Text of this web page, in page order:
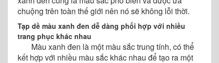
chuộng trên toàn thế giới nên nó sẽ không lỗi thời.
Tạp dề màu xanh đen dễ dàng phối hợp với nhiều
trang phục khác nhau
Màu xanh đen là một màu sắc trung tính, có thể
kết hợp với nhiều màu sắc khác nhau để tạo ra một